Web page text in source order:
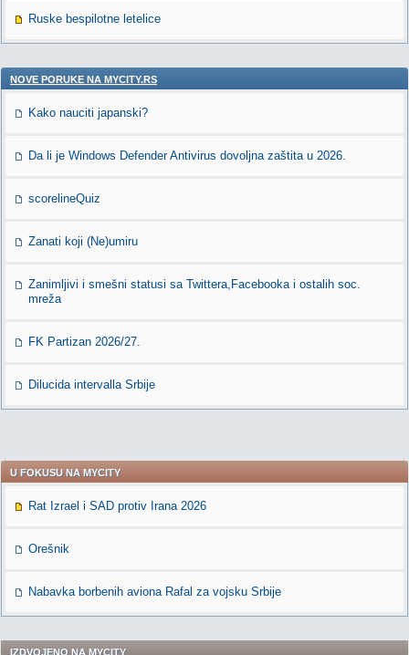
Ruske bespilotne letelice
NOVE PORUKE NA MYCITY.RS
Kako nauciti japanski?
Da li je Windows Defender Antivirus dovoljna zaštita u 2026.
scorelineQuiz
Zanati koji (Ne)umiru
Zanimljivi i smešni statusi sa Twittera,Facebooka i ostalih soc.
mreža
FK Partizan 2026/27.
Dilucida intervalla Srbije
U FOKUSU NA MYCITY
Rat Izrael i SAD protiv Irana 2026
Orešnik
Nabavka borbenih aviona Rafal za vojsku Srbije
IZDVOJENO NA MYCITY